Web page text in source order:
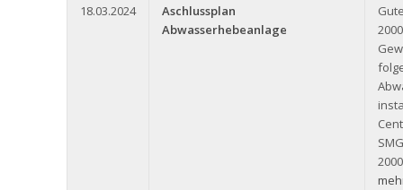
18.03.2024
Aschlussplan
Abwasserhebeanlage